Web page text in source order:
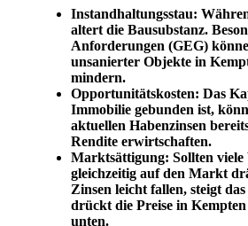
Instandhaltungsstau:
altert die Bausubstanz.
Anforderungen (GEG)
unsanierter Objekte in
mindern.
Opportunitätskosten: Das
Immobilie gebunden ist,
aktuellen Habenzinsen
Rendite erwirtschaften.
Marktsättigung: Sollten
gleichzeitig auf den Markt
Zinsen leicht fallen, steigt
drückt die Preise in
unten.